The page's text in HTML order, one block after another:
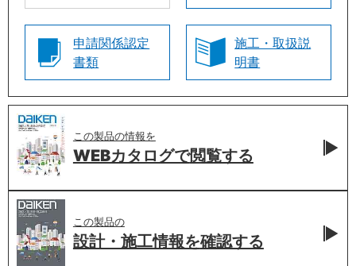
申請関係認定
書類
施工・取扱説
明書
この製品の情報を
WEBカタログで閲覧する
この製品の
設計・施工情報を確認する